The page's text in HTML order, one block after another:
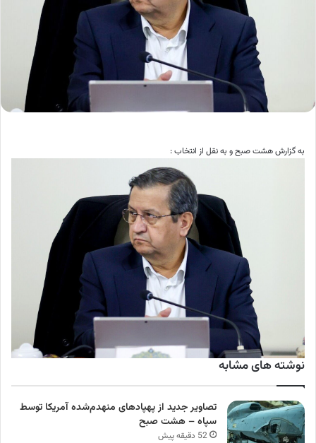
به گزارش هشت صبح و به نقل از انتخاب :
نوشته های مشابه
تصاویر جدید از پهپادهای منهدم‌شده آمریکا توسط
سپاه – هشت صبح
52 دقیقه پیش